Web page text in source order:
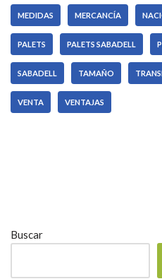
MEDIDAS MERCANCÍA
PALETS PALETS SABADELL
SABADELL TAMAÑO
VENTA VENTAJAS
Buscar